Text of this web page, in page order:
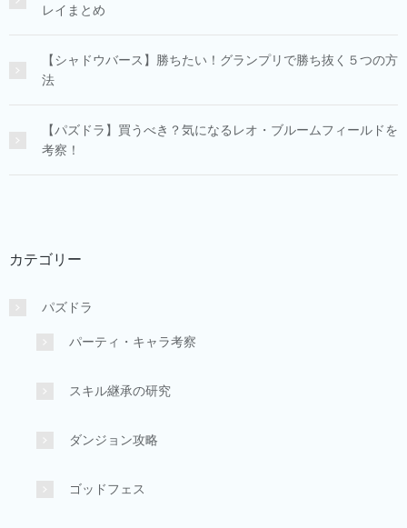
レイまとめ
【シャドウバース】勝ちたい！グランプリで勝ち抜く５つの方
法
【パズドラ】買うべき？気になるレオ・ブルームフィールドを
考察！
カテゴリー
パズドラ
パーティ・キャラ考察
スキル継承の研究
ダンジョン攻略
ゴッドフェス